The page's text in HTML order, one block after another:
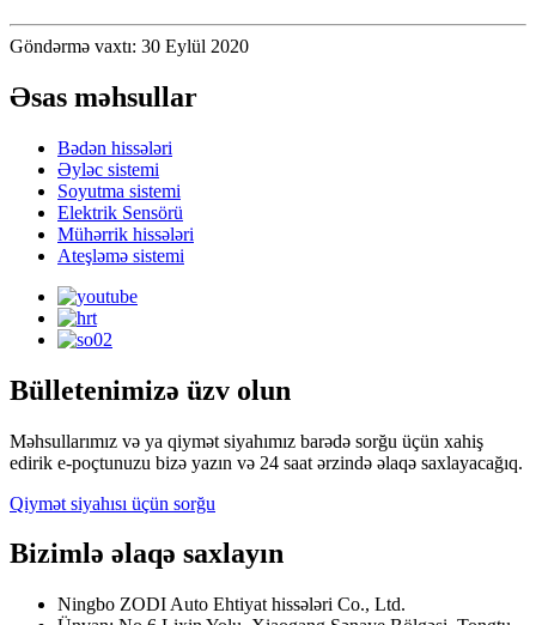
Göndərmə vaxtı: 30 Eylül 2020
Əsas məhsullar
Bədən hissələri
Əyləc sistemi
Soyutma sistemi
Elektrik Sensörü
Mühərrik hissələri
Ateşləmə sistemi
Bülletenimizə üzv olun
Məhsullarımız və ya qiymət siyahımız barədə sorğu üçün xahiş
edirik e-poçtunuzu bizə yazın və 24 saat ərzində əlaqə saxlayacağıq.
Qiymət siyahısı üçün sorğu
Bizimlə əlaqə saxlayın
Ningbo ZODI Auto Ehtiyat hissələri Co., Ltd.